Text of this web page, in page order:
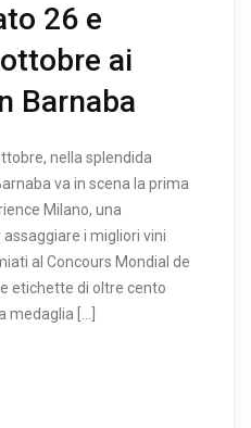
26 e
ai
Barnaba
nella splendida
va in scena la prima
Milano, una
i migliori vini
al Concours Mondial de
etichette di oltre cento
medaglia […]